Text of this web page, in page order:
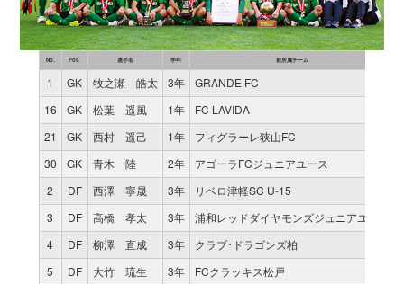
No. Pos. 選手名 学年 前所属チーム
1 GK 牧之瀬 皓太 3年 GRANDE FC
16
GK 松葉 遥風 1年 FC LAVIDA
21
GK 西村 遥己 1年 フィグラーレ狭山FC
30
GK 青木 陸 2年 アゴーラFCジュニアユース
2
DF 西澤 寧晟 3年 リベロ津軽SC U-15
3
DF 高橋 孝太 3年 浦和レッドダイヤモンズジュニアユース
4
DF 柳澤 直成 3年 クラブ･ドラゴンズ柏
5
DF 大竹 琉生 3年 FCクラッキス松戸